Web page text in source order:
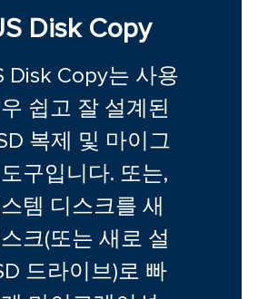
Disk Copy
Disk Copy는 사용
쉽고 잘 설계된
복제 및 마이그
구입니다. 또는,
템 디스크를 새
크(또는 새로 설
드라이브)로 빠